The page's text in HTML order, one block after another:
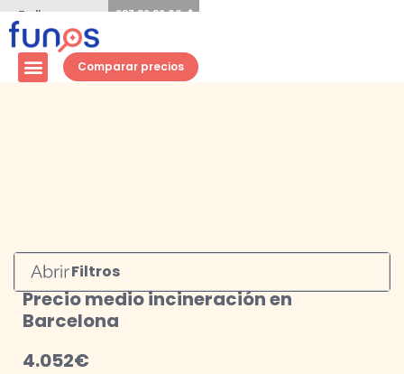
al
contenido
Te llamamos 937 82 82 00
Comparar precios
Filtros
Precio medio incineración en
Barcelona
4.052€